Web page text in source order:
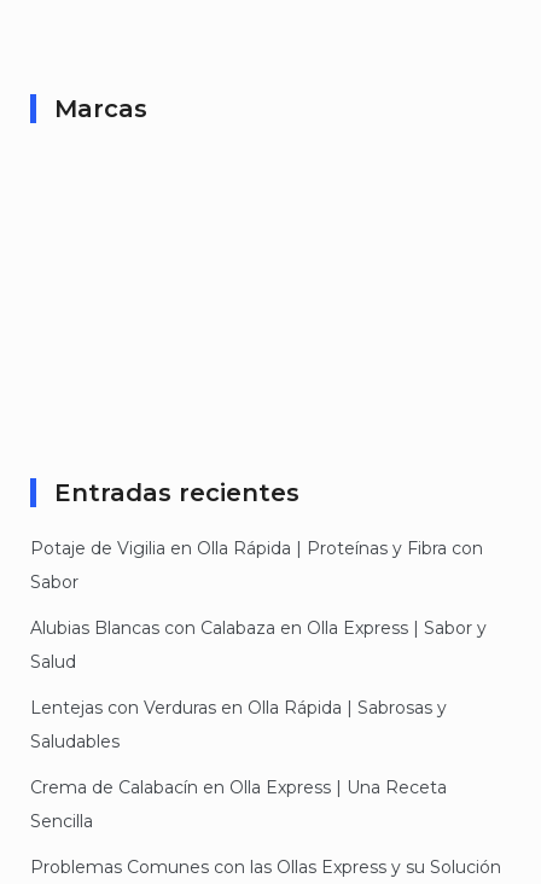
Marcas
Entradas recientes
Potaje de Vigilia en Olla Rápida | Proteínas y Fibra con
Sabor
Alubias Blancas con Calabaza en Olla Express | Sabor y
Salud
Lentejas con Verduras en Olla Rápida | Sabrosas y
Saludables
Crema de Calabacín en Olla Express | Una Receta
Sencilla
Problemas Comunes con las Ollas Express y su Solución